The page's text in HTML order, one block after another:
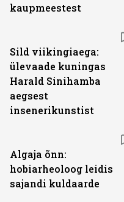
kaupmeestest
Sild viikingiaega:
ülevaade kuningas
Harald Sinihamba
aegsest
insenerikunstist
Algaja õnn:
hobiarheoloog leidis
sajandi kuldaarde